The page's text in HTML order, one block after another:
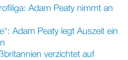
Adam Peaty nimmt an
Adam Peaty legt Auszeit ein
verzichtet auf